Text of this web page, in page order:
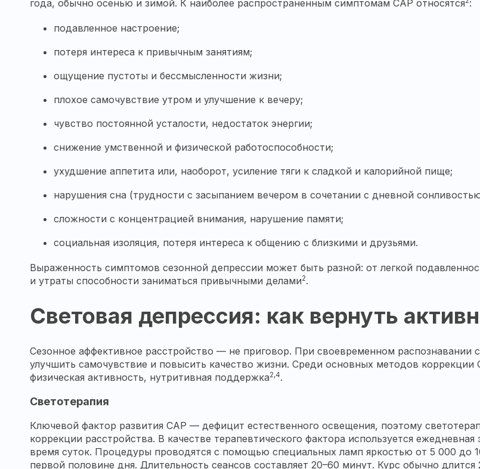
года, обычно осенью и зимой. К наиболее распространенным симптомам САР относятся :
подавленное настроение;
потеря интереса к привычным занятиям;
ощущение пустоты и бессмысленности жизни;
плохое самочувствие утром и улучшение к вечеру;
чувство постоянной усталости, недостаток энергии;
снижение умственной и физической работоспособности;
ухудшение аппетита или, наоборот, усиление тяги к сладкой и калорийной пище;
нарушения сна (трудности с засыпанием вечером в сочетании с дневной
сложности с концентрацией внимания, нарушение памяти;
социальная изоляция, потеря интереса к общению с близкими и друзьями.
Выраженность симптомов сезонной депрессии может быть разной: от легкой
и утраты способности заниматься привычными делами2.
Световая депрессия: как вернуть
Сезонное аффективное расстройство — не приговор. При своевременном
улучшить самочувствие и повысить качество жизни. Среди основных методов коррекции
физическая активность, нутритивная поддержка2,4.
Светотерапия
Ключевой фактор развития САР — дефицит естественного освещения, поэтому
коррекции расстройства. В качестве терапевтического фактора используется
время суток. Процедуры проводятся с помощью специальных ламп яркостью от 5 000 до
первой половине дня. Длительность сеансов составляет 20–60 минут. Курс обычно длится